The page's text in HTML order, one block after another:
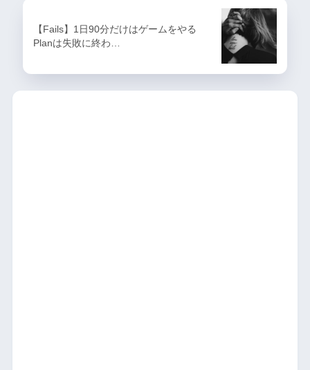
【Fails】1日90分だけはゲームをやる
Planは失敗に終わ…